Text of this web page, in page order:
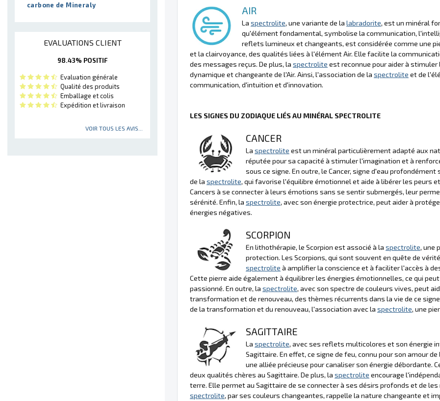
carbone de Mineraly
EVALUATIONS CLIENT
98.43% POSITIF
Evaluation générale
Qualité des produits
Emballage et colis
Expédition et livraison
VOIR TOUS LES AVIS...
AIR
La spectrolite, une variante de la labradorite, est un minéral
qu'élément fondamental, symbolise la communication,
reflets lumineux et changeants, est considérée comme une
et la clairvoyance, des qualités liées à l'élément Air. Elle facilite la
des messages reçus. De plus, la spectrolite est reconnue pour aider à
dynamique et changeante de l'Air. Ainsi, l'association de la spectrolite et de
communication, d'intuition et d'innovation.
LES SIGNES DU ZODIAQUE LIÉS AU MINÉRAL SPECTROLITE
CANCER
La spectrolite est un minéral particulièrement adapté aux
réputée pour sa capacité à stimuler l'imagination et à
sous ce signe. En outre, le Cancer, signe d'eau
de la spectrolite, qui favorise l'équilibre émotionnel et aide à libérer les peurs
Cancers à se connecter à leurs émotions sans se sentir submergés, leur
sérénité. Enfin, la spectrolite, avec son énergie protectrice, peut aider à
énergies négatives.
SCORPION
En lithothérapie, le Scorpion est associé à la spectrolite, une
protection. Les Scorpions, qui sont souvent en quête de
spectrolite à amplifier la conscience et à faciliter l'accès à
Cette pierre aide également à équilibrer les énergies émotionnelles, ce qui
passionné. En outre, la spectrolite, avec son spectre de couleurs vives, peut
transformation et de renouveau, des thèmes récurrents dans la vie de ce
de la transformation et du renouveau, l'association avec la spectrolite, une
SAGITTAIRE
La spectrolite, avec ses reflets multicolores et son énergie
Sagittaire. En effet, ce signe de feu, connu pour son amour
une alliée précieuse pour canaliser son énergie
deux qualités chères au Sagittaire. De plus, la spectrolite encourage
terre. Elle permet au Sagittaire de se connecter à ses désirs profonds et de
spectrolite, par ses couleurs changeantes, rappelle la nature changeante et